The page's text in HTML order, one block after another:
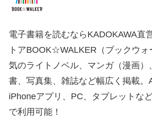
電子書籍を読むならKADOKAWA直
トアBOOK☆WALKER（ブックウォ
気のライトノベル、マンガ（漫画）
書、写真集、雑誌など幅広く掲載。
iPhoneアプリ、PC、タブレットな
で利用可能！